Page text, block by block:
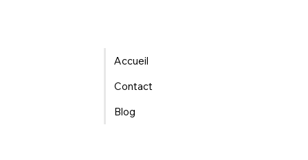
Accueil
Contact
Blog